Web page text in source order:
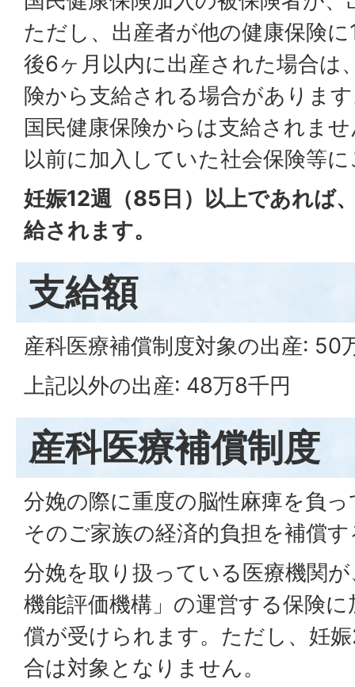
ただし、出産者が他の健康保険
後6ヶ月以内に出産された場合は
険から支給される場合がありま
国民健康保険からは支給されま
以前に加入していた社会保険等
妊娠12週（85日）以上であれば
給されます。
支給額
産科医療補償制度対象の出産: 50
上記以外の出産: 48万8千円
産科医療補償制度
分娩の際に重度の脳性麻痺を負
そのご家族の経済的負担を補償
分娩を取り扱っている医療機関
機能評価機構」の運営する保険
償が受けられます。ただし、妊
合は対象となりません。